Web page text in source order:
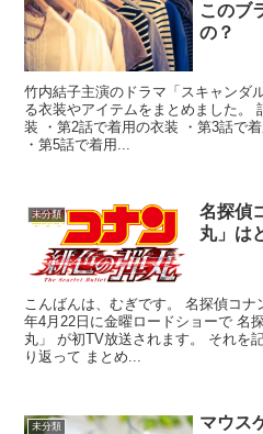
このブ
の？
竹内結子主演のドラマ「スキャンダ
る衣装やアイテムをまとめました。
装 ・第2話で着用の衣装 ・第3話で
・第5話で着用...
未分類
名探偵
丸」は
こんばんは、むぎです。 名探偵コ
年4月22日に金曜ロードショーで 名
丸」 が初TV放送されます。 それを
り返って まとめ...
未分類 マウス